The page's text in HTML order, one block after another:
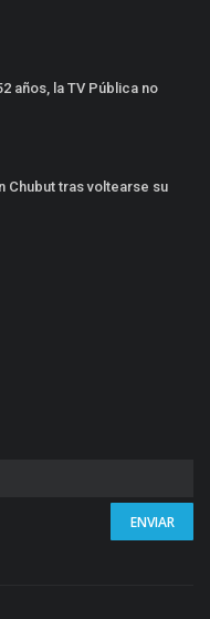
años, la TV Pública no
Chubut tras voltearse su